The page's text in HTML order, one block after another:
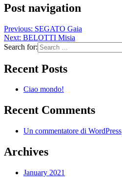
Post navigation
Previous: SEGATO Gaia
Next: BELOTTI Misia
Search for:
Recent Posts
Ciao mondo!
Recent Comments
Un commentatore di WordPress
Archives
January 2021